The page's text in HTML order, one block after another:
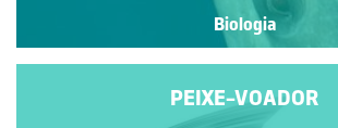
Biologia
PEIXE-VOADOR